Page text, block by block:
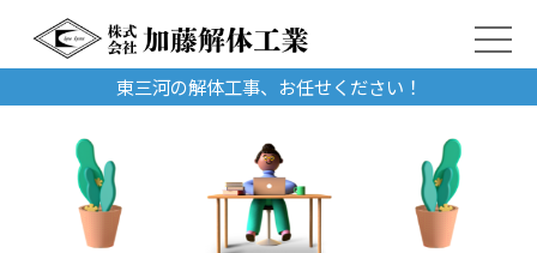
東三河の解体工事、お任せください！